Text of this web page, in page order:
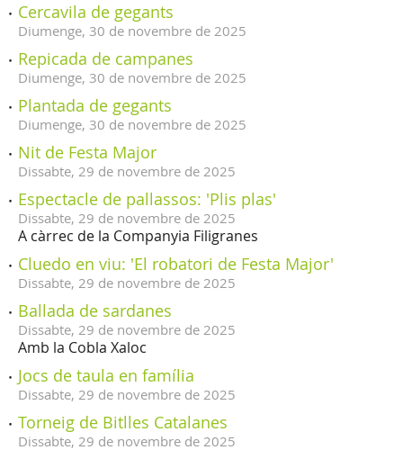
Cercavila de gegants
Diumenge, 30 de novembre de 2025
Repicada de campanes
Diumenge, 30 de novembre de 2025
Plantada de gegants
Diumenge, 30 de novembre de 2025
Nit de Festa Major
Dissabte, 29 de novembre de 2025
Espectacle de pallassos: 'Plis plas'
Dissabte, 29 de novembre de 2025
A càrrec de la Companyia Filigranes
Cluedo en viu: 'El robatori de Festa Major'
Dissabte, 29 de novembre de 2025
Ballada de sardanes
Dissabte, 29 de novembre de 2025
Amb la Cobla Xaloc
Jocs de taula en família
Dissabte, 29 de novembre de 2025
Torneig de Bitlles Catalanes
Dissabte, 29 de novembre de 2025